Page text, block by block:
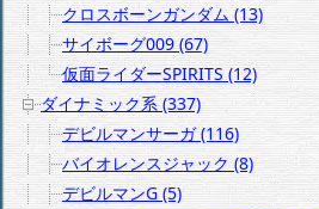
クロスボーンガンダム (13)
サイボーグ009 (67)
仮面ライダーSPIRITS (12)
ダイナミック系 (337)
デビルマンサーガ (116)
バイオレンスジャック (8)
デビルマンG (5)